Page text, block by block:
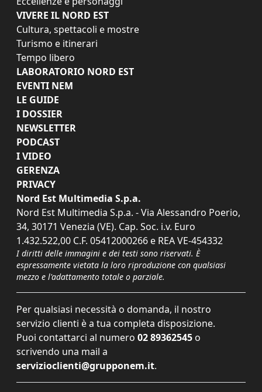
VIVERE IL NORD EST
Cultura, spettacoli e mostre
Turismo e itinerari
Tempo libero
LABORATORIO NORD EST
EVENTI NEM
LE GUIDE
I DOSSIER
NEWSLETTER
PODCAST
I VIDEO
GERENZA
PRIVACY
Nord Est Multimedia S.p.a.
Nord Est Multimedia S.p.a. - Via Alessandro Poerio,
34, 30171 Venezia (VE). Cap. Soc. i.v. Euro
1.432.522,00 C.F. 05412000266 e REA VE-454332
I diritti delle immagini e dei testi sono riservati. È
espressamente vietata la loro riproduzione con qualsiasi
mezzo e l'adattamento totale o parziale.
Per qualsiasi necessità o domanda, il nostro
servizio clienti è a tua completa disposizione.
Puoi contattarci al numero 02 89362545 o
scrivendo una mail a
servizioclienti@grupponem.it.